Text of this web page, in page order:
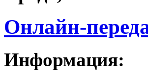
Онлайн-
Информация: